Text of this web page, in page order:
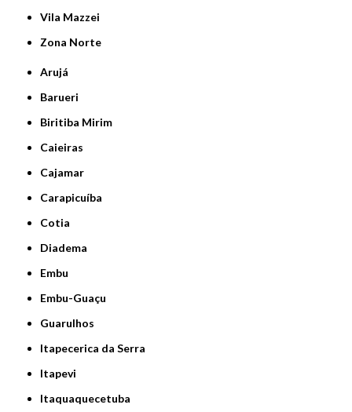
Vila Mazzei
Zona Norte
Arujá
Barueri
Biritiba Mirim
Caieiras
Cajamar
Carapicuíba
Cotia
Diadema
Embu
Embu-Guaçu
Guarulhos
Itapecerica da Serra
Itapevi
Itaquaquecetuba